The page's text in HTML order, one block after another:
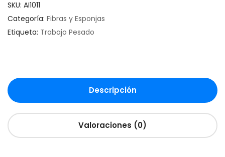
SKU: AI1011
Categoría: Fibras y Esponjas
Etiqueta: Trabajo Pesado
Descripción
Valoraciones (0)